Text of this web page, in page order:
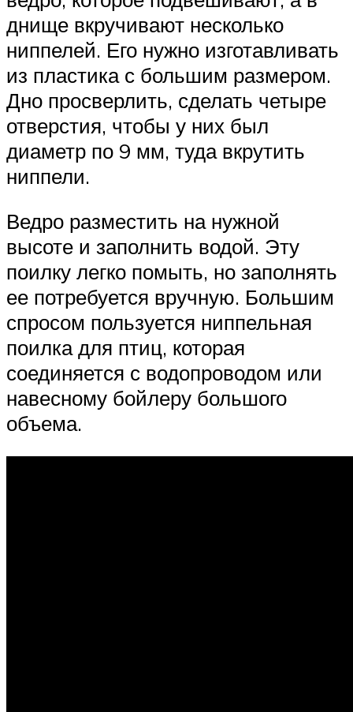
днище вкручивают несколько
ниппелей. Его нужно изготавливать
из пластика с большим размером.
Дно просверлить, сделать четыре
отверстия, чтобы у них был
диаметр по 9 мм, туда вкрутить
ниппели.
Ведро разместить на нужной
высоте и заполнить водой. Эту
поилку легко помыть, но заполнять
ее потребуется вручную. Большим
спросом пользуется ниппельная
поилка для птиц, которая
соединяется с водопроводом или
навесному бойлеру большого
объема.